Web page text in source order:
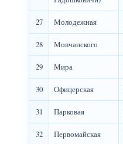
27 Молодежная
28 Мовчанского
29 Мира
30 Офицерская
31 Парковая
32 Первомайская